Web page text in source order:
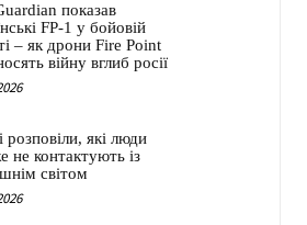
показав
FP-1 у бойовій
– як дрони Fire Point
війну вглиб росії
розповіли, які люди
не контактують із
світом